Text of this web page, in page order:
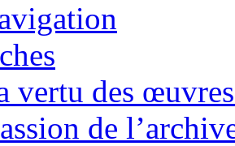
vertu des
de